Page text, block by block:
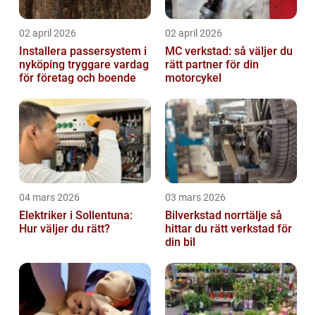
02 april 2026
Installera passersystem i
nyköping tryggare vardag
för företag och boende
02 april 2026
MC verkstad: så väljer du
rätt partner för din
motorcykel
04 mars 2026
Elektriker i Sollentuna:
Hur väljer du rätt?
03 mars 2026
Bilverkstad norrtälje så
hittar du rätt verkstad för
din bil